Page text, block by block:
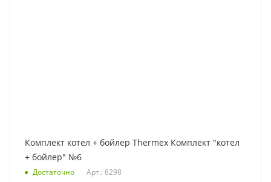
Комплект котел + бойлер Thermex Комплект "котел
+ бойлер" №6
Достаточно Арт.: 6298